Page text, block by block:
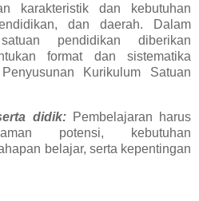
karakteristik dan kebutuhan
dan daerah. Dalam
pendidikan diberikan
format dan sistematika
Kurikulum Satuan
didik:Pembelajaran harus
potensi, kebutuhan
belajar, serta kepentingan